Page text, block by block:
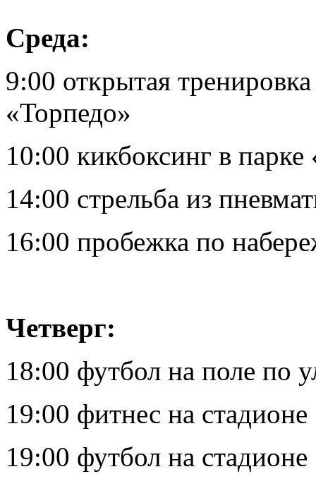
Среда:
9:00 открытая
«Торпедо»
10:00 кикбоксинг в парке
14:00 стрельба из
16:00 пробежка по
Четверг:
18:00 футбол на поле по
19:00 фитнес на
19:00 футбол на